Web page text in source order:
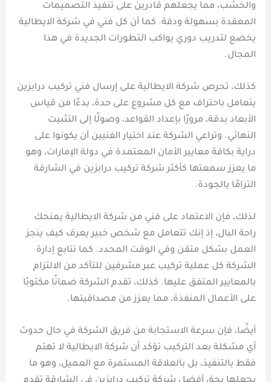
والخشب، مما يجعلهم قادرين على تنفيذ التصميمات
المعقدة بسهولة ودقة. كما أن كل فني في شركة الايطالية
يخضع لتدريب دوري يواكب التطورات الجديدة في هذا
المجال.
كذلك، تحرص شركة الايطالية على إرسال فني تركيب درابزين
يتعامل باحتراف مع كل مشروع على حدة، بدءًا من قياس
الأبعاد بدقة، مرورًا بإعداد القواعد، وصولًا إلى التثبيت
النهائي. وتراعي الشركة عند اختيار الفنيين أن يكونوا على
دراية بكافة معايير الأمان المعتمدة في دولة الإمارات، وهو
ما يعزز سمعتها كأكثر شركة تركيب درابزين في الشارقة
التزامًا بالجودة.
لذلك، فإن الاعتماد على فني من شركة الايطالية يمنحك
راحة البال، إذ إنك تتعامل مع شخص خبير يعرف كيف ينجز
العمل بشكل متقن وفي الوقت المحدد. كما تتابع إدارة
الشركة كل عملية تركيب عبر مشرفين للتأكد من الالتزام
بالمعايير المتفق عليها. كذلك، تقدم الشركة ضمانًا مكتوبًا
على الأعمال المنفذة، مما يعزز من مصداقيتها.
أيضًا، فإن سرعة الاستجابة من فريق الشركة في حال حدوث
أي مشكلة بعد التركيب تؤكد أن شركة الايطالية لا تهتم
فقط بالتنفيذ، بل بالعلاقة المستمرة مع العميل، وهو ما